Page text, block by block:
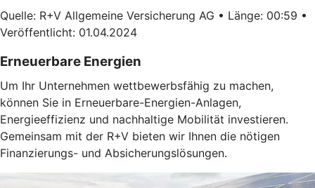
Quelle: R+V Allgemeine Versicherung AG • Länge: 00:59 •
Veröffentlicht: 01.04.2024
Erneuerbare Energien
Um Ihr Unternehmen wettbewerbsfähig zu machen,
können Sie in Erneuerbare-Energien-Anlagen,
Energieeffizienz und nachhaltige Mobilität investieren.
Gemeinsam mit der R+V bieten wir Ihnen die nötigen
Finanzierungs- und Absicherungslösungen.